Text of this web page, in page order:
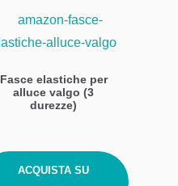
Fasce elastiche per
alluce valgo (3
durezze)
ACQUISTA SU